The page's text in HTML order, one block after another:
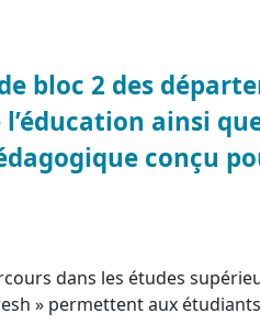
bloc 2 des
ainsi
conçu
dans les études
» permettent aux